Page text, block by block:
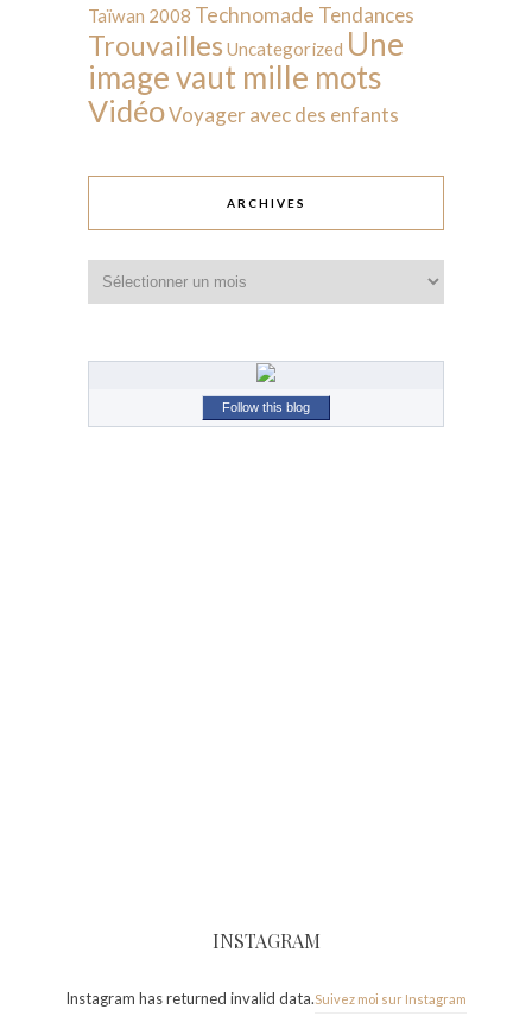
Taïwan 2008 Technomade Tendances
Trouvailles Uncategorized Une
image vaut mille mots
VidéoVoyager avec des enfants
ARCHIVES
Follow this blog
INSTAGRAM
Instagram has returned invalid data.Suivez moi sur Instagram